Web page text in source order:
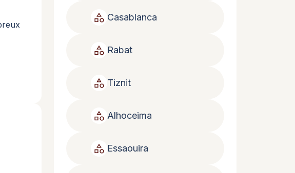
category Casablanca
category Rabat
category Tiznit
category Alhoceima
category Essaouira